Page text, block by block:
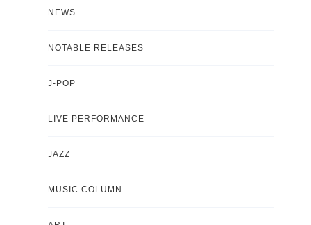
NEWS
NOTABLE RELEASES
J-POP
LIVE PERFORMANCE
JAZZ
MUSIC COLUMN